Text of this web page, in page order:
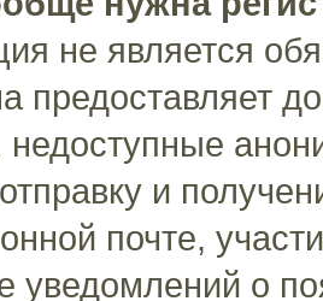
не является
предоставляет
недоступные
и
почте,
уведомлений о